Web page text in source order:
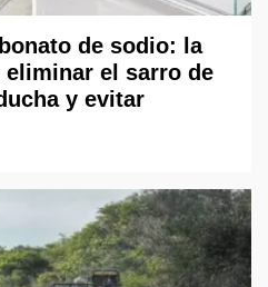
de sodio: la
eliminar el sarro de
y evitar